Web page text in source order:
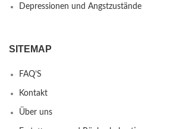
Depressionen und Angstzustände
SITEMAP
FAQ’S
Kontakt
Über uns